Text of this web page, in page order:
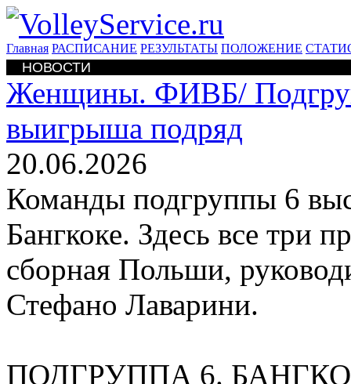
Главная РАСПИСАНИЕ РЕЗУЛЬТАТЫ ПОЛОЖЕНИЕ
НОВОСТИ
Женщины. ФИВБ/
выигрыша подряд
20.06.2026
Команды подгруппы 6
Бангкоке. Здесь все три
сборная Польши,
Стефано Лаварини.
ПОДГРУППА 6.